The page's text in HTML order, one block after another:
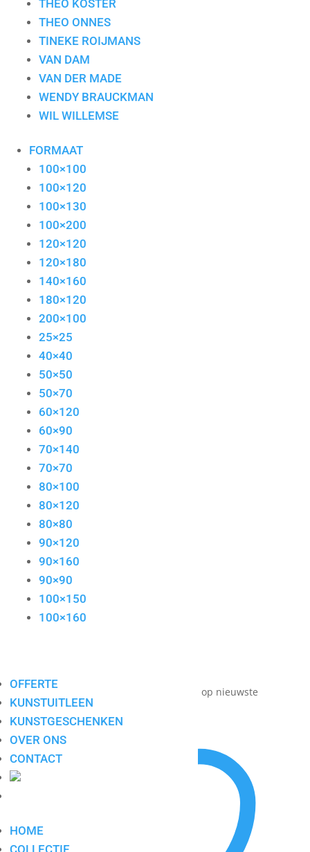
THEO KOSTER
THEO ONNES
TINEKE ROIJMANS
VAN DAM
VAN DER MADE
WENDY BRAUCKMAN
WIL WILLEMSE
FORMAAT
100×100
100×120
100×130
100×200
120×120
120×180
140×160
180×120
200×100
25×25
40×40
50×50
50×70
60×120
60×90
70×140
70×70
80×100
80×120
80×80
90×120
90×160
90×90
100×150
100×160
OFFERTE
KUNSTUITLEEN
KUNSTGESCHENKEN
OVER ONS
CONTACT
HOME
COLLECTIE
Toont alle 289 resultaten Gesorteerd op nieuwste